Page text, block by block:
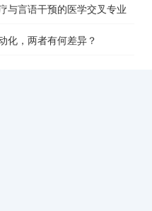
与言语干预的医学交叉专业
化，两者有何差异？